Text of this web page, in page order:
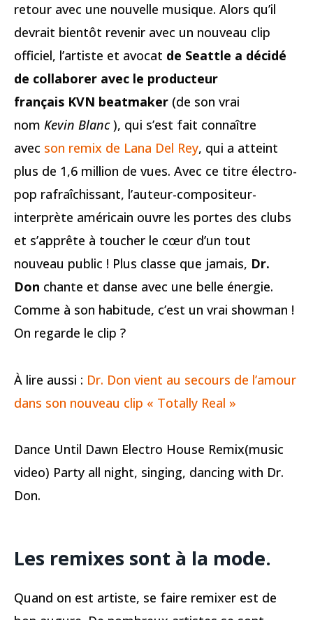
retour avec une nouvelle musique. Alors qu’il
devrait bientôt revenir avec un nouveau clip
officiel, l’artiste et avocat de Seattle a décidé
de collaborer avec le producteur
français KVN beatmaker (de son vrai
nom Kevin Blanc), qui s’est fait connaître
avec son remix de Lana Del Rey, qui a atteint
plus de 1,6 million de vues. Avec ce titre électro-
pop rafraîchissant, l’auteur-compositeur-
interprète américain ouvre les portes des clubs
et s’apprête à toucher le cœur d’un tout
nouveau public ! Plus classe que jamais, Dr.
Don chante et danse avec une belle énergie.
Comme à son habitude, c’est un vrai showman !
On regarde le clip ?
À lire aussi : Dr. Don vient au secours de l’amour
dans son nouveau clip « Totally Real »
Dance Until Dawn Electro House Remix(music
video) Party all night, singing, dancing with Dr.
Don.
Les remixes sont à la mode.
Quand on est artiste, se faire remixer est de